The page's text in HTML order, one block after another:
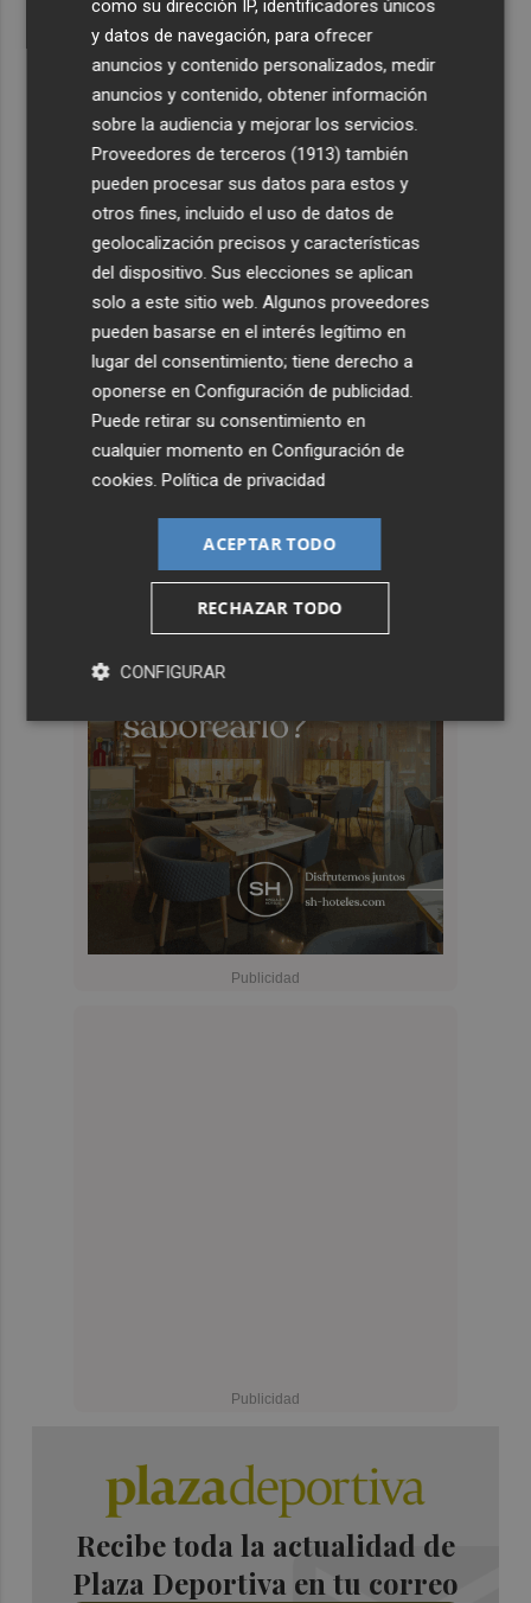
Recibe toda la actualidad de
Plaza Deportiva en tu correo
como su dirección IP, identificadores únicos
y datos de navegación, para ofrecer
anuncios y contenido personalizados, medir
anuncios y contenido, obtener información
sobre la audiencia y mejorar los servicios.
Proveedores de terceros (1913) también
pueden procesar sus datos para estos y
otros fines, incluido el uso de datos de
geolocalización precisos y características
del dispositivo. Sus elecciones se aplican
solo a este sitio web. Algunos proveedores
pueden basarse en el interés legítimo en
lugar del consentimiento; tiene derecho a
oponerse enConfiguración de publicidad
Puede retirar su consentimiento en
cualquier momento enConfiguración de
cookies .Política de privacidad
ACEPTAR TODO
RECHAZAR TODO
CONFIGURAR